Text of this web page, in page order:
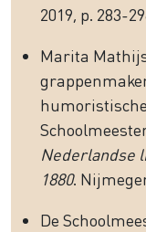
2019, p. 283-
Marita
Nederlandse
1880.
De